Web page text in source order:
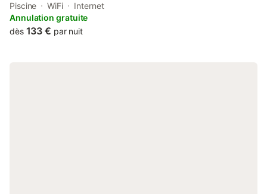
guests who drive. The property has pool and garden views, and
is 20 km from Toulon Train Station.
Piscine WiFi
Internet
Annulation gratuite
dès 133 € par nuit